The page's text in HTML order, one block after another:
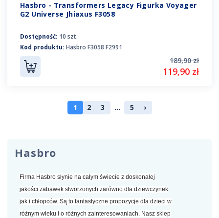
Hasbro - Transformers Legacy Figurka Voyager
G2 Universe Jhiaxus F3058
Dostępność: 10 szt.
Kod produktu: Hasbro F3058 F2991
189,90 zł
119,90 zł
1 2 3 ... 5 ›
Hasbro
Firma Hasbro słynie na całym świecie z doskonałej
jakości zabawek stworzonych zarówno dla dziewczynek
jak i chłopców. Są to fantastyczne propozycje dla dzieci w
różnym wieku i o różnych zainteresowaniach. Nasz sklep